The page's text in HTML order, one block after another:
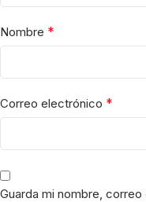
Nombre *
Correo electrónico *
Guarda mi nombre,